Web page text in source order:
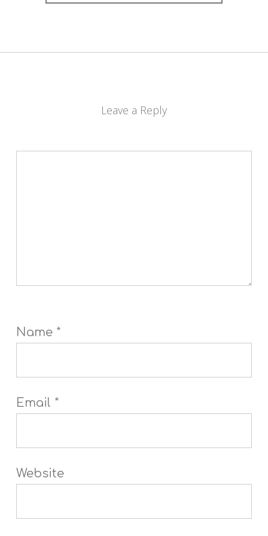
Leave a Reply
Name *
Email *
Website